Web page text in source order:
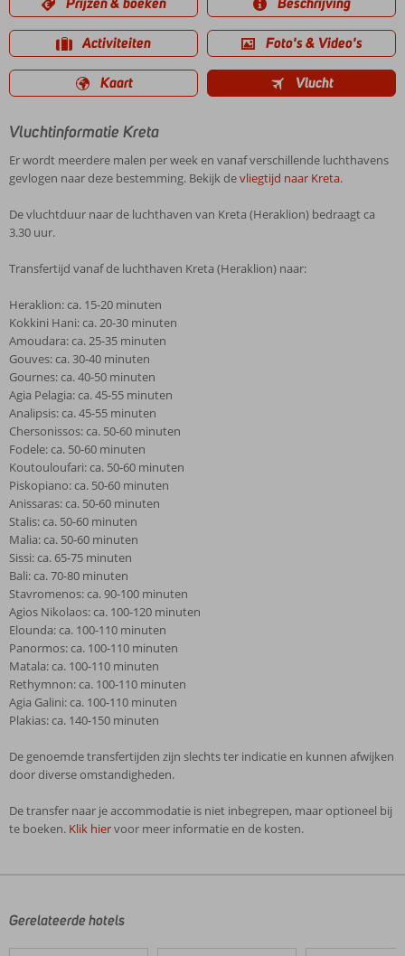
Activiteiten Foto's & Video's
Kaart Vlucht
Vluchtinformatie Kreta
Er wordt meerdere malen per week en vanaf verschillende luchthavens
gevlogen naar deze bestemming. Bekijk devliegtijd naar Kreta.
De vluchtduur naar de luchthaven van Kreta (Heraklion) bedraagt ca
3.30 uur.
Transfertijd vanaf de luchthaven Kreta (Heraklion) naar:
Heraklion: ca. 15-20 minuten
Kokkini Hani: ca. 20-30 minuten
Amoudara: ca. 25-35 minuten
Gouves: ca. 30-40 minuten
Gournes: ca. 40-50 minuten
Agia Pelagia: ca. 45-55 minuten
Analipsis: ca. 45-55 minuten
Chersonissos: ca. 50-60 minuten
Fodele: ca. 50-60 minuten
Koutouloufari: ca. 50-60 minuten
Piskopiano: ca. 50-60 minuten
Anissaras: ca. 50-60 minuten
Stalis: ca. 50-60 minuten
Malia: ca. 50-60 minuten
Sissi: ca. 65-75 minuten
Bali: ca. 70-80 minuten
Stavromenos: ca. 90-100 minuten
Agios Nikolaos: ca. 100-120 minuten
Elounda: ca. 100-110 minuten
Panormos: ca. 100-110 minuten
Matala: ca. 100-110 minuten
Rethymnon: ca. 100-110 minuten
Agia Galini: ca. 100-110 minuten
Plakias: ca. 140-150 minuten
De genoemde transfertijden zijn slechts ter indicatie en kunnen afwijken
door diverse omstandigheden.
De transfer naar je accommodatie is niet inbegrepen, maar optioneel bij
te boeken. Klik hiervoor meer informatie en de kosten.
door
Gerelateerde hotels